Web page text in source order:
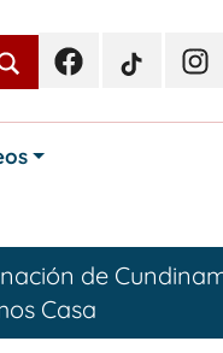
FacebookTikTok
de
Casa